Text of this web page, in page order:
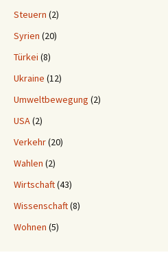
Steuern (2)
Syrien (20)
Türkei (8)
Ukraine (12)
Umweltbewegung (2)
USA(2)
Verkehr(20)
Wahlen (2)
Wirtschaft(43)
Wissenschaft(8)
Wohnen (5)